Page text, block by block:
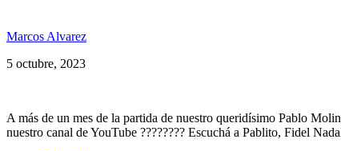
Marcos Alvarez
5 octubre, 2023
A más de un mes de la partida de nuestro queridísimo Pablo
nuestro canal de YouTube ???????? Escuchá a Pablito, Fidel